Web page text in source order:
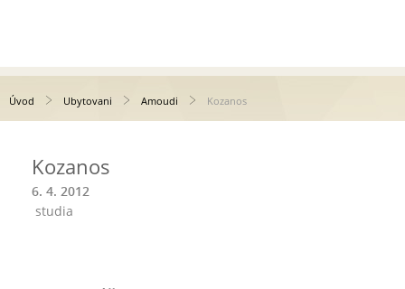
Úvod Ubytovani Amoudi Kozanos
Kozanos
6. 4. 2012
studia